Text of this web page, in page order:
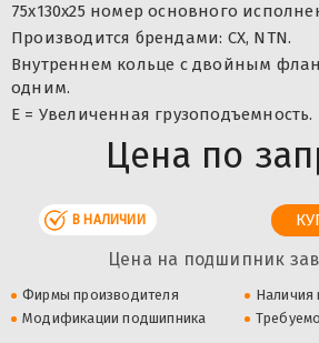
75x130x25 номер основного
Производится брендами: CX, NTN.
Внутреннем кольце с двойным
одним.
Е = Увеличенная грузоподъемность.
Цена по
В НАЛИЧИИ
Цена на подшипник
Фирмы производителя
Наличия
Модификации подшипника